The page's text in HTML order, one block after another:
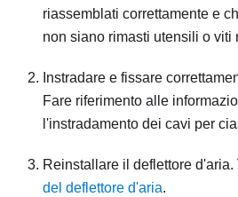
riassemblati correttamente e
non siano rimasti utensili o viti
Instradare e fissare
Fare riferimento alle
l'instradamento dei cavi per
Reinstallare il deflettore d'aria.
del deflettore d'aria.